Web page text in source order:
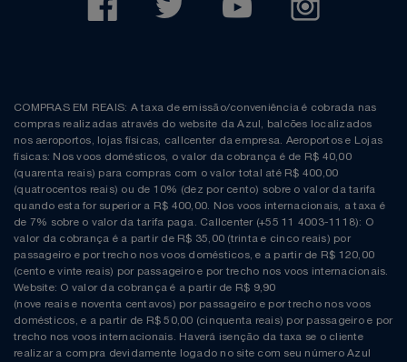
COMPRAS EM REAIS: A taxa de emissão/conveniência é cobrada nas
compras realizadas através do website da Azul, balcões localizados
nos aeroportos, lojas físicas, callcenter da empresa. Aeroportos e Lojas
físicas: Nos voos domésticos, o valor da cobrança é de R$ 40,00
(quarenta reais) para compras com o valor total até R$ 400,00
(quatrocentos reais) ou de 10% (dez por cento) sobre o valor da tarifa
quando esta for superior a R$ 400,00. Nos voos internacionais, a taxa é
de 7% sobre o valor da tarifa paga. Callcenter (+55 11 4003-1118): O
valor da cobrança é a partir de R$ 35,00 (trinta e cinco reais) por
passageiro e por trecho nos voos domésticos, e a partir de R$ 120,00
(cento e vinte reais) por passageiro e por trecho nos voos internacionais.
Website: O valor da cobrança é a partir de R$ 9,90
(nove reais e noventa centavos) por passageiro e por trecho nos voos
domésticos, e a partir de R$ 50,00 (cinquenta reais) por passageiro e por
trecho nos voos internacionais. Haverá isenção da taxa se o cliente
realizar a compra devidamente logado no site com seu número Azul